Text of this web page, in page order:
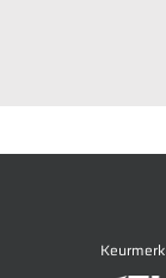
Keurmerk